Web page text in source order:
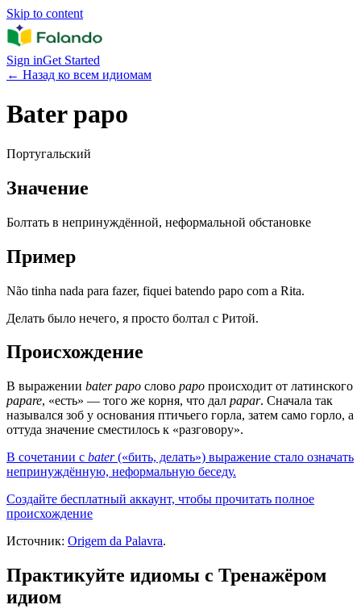
Skip to content
Sign inGet Started
← Назад ко всем идиомам
Bater papo
Португальский
Значение
Болтать в непринуждённой, неформальной обстановке
Пример
Não tinha nada para fazer, fiquei batendo papo com a Rita.
Делать было нечего, я просто болтал с Ритой.
Происхождение
В выражении bater papo слово papo происходит от латинского
papare, «есть» — того же корня, что дал papar. Сначала так
назывался зоб у основания птичьего горла, затем само горло, а
оттуда значение сместилось к «разговору».
В сочетании с bater(«бить, делать») выражение стало означать
непринуждённую, неформальную беседу.
Создайте бесплатный аккаунт, чтобы прочитать полное
происхождение
Источник: Origem da Palavra.
Практикуйте идиомы с Тренажёром
идиом